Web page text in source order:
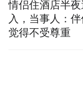
情侣住酒店半
入，当事人：伴
觉得不受尊重